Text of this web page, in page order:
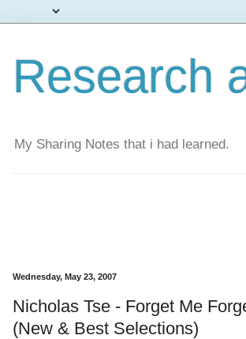
Research
My Sharing Notes that i had learned.
Wednesday, May 23, 2007
Nicholas Tse - Forget Me
(New & Best Selections)